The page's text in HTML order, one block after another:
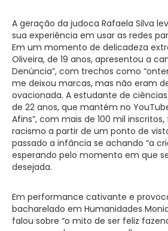
A geração da judoca Rafaela Silva
sua experiência em usar as redes
Em um momento de delicadeza
Oliveira, de 19 anos, apresentou a
Denúncia”, com trechos como
me deixou marcas, mas não eram
ovacionada. A estudante de ciências
de 22 anos, que mantém no
Afins”, com mais de 100 mil
racismo a partir de um ponto de
passado a infância se achando “a
esperando pelo momento em que
desejada.
Em performance cativante e
bacharelado em Humanidades
falou sobre “o mito de ser feliz